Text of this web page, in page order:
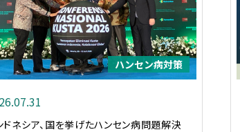
ハンセン病対策
ドネシア、国を挙げたハンセン病問題解決